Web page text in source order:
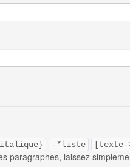
-*liste
paragraphes, laissez